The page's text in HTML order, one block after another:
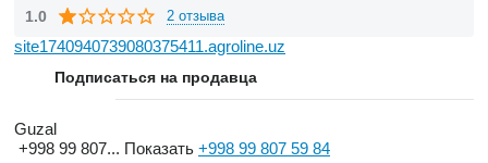
-Выход увеличен на 15%
-точность увеличена на 10%
-коэффициент переходящего остатка снижается на 20%
гарантия качества
1.0 2 отзыва
site1740940739080375411.agroline.uz
Подписаться на продавца
Guzal
+998 99 807... Показать +998 99 807 59 84